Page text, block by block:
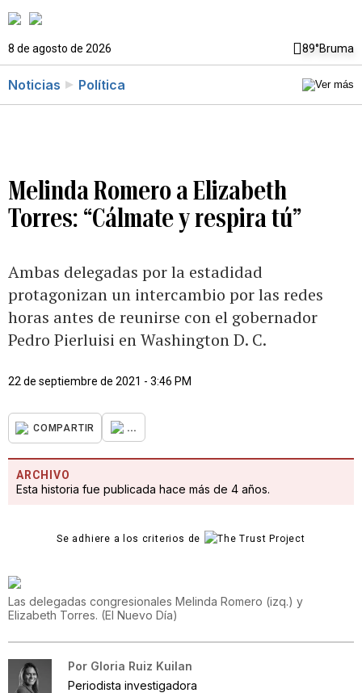
8 de agosto de 2026 89°Bruma
Noticias Política
Melinda Romero a Elizabeth
Torres: “Cálmate y respira tú”
Ambas delegadas por la estadidad
protagonizan un intercambio por las redes
horas antes de reunirse con el gobernador
Pedro Pierluisi en Washington D. C.
22 de septiembre de 2021 - 3:46 PM
COMPARTIR ...
ARCHIVO
Esta historia fue publicada hace más de 4 años.
Se adhiere a los criterios de
Las delegadas congresionales Melinda Romero (izq.) y
Elizabeth Torres. (El Nuevo Día)
Por Gloria Ruiz Kuilan
Periodista investigadora